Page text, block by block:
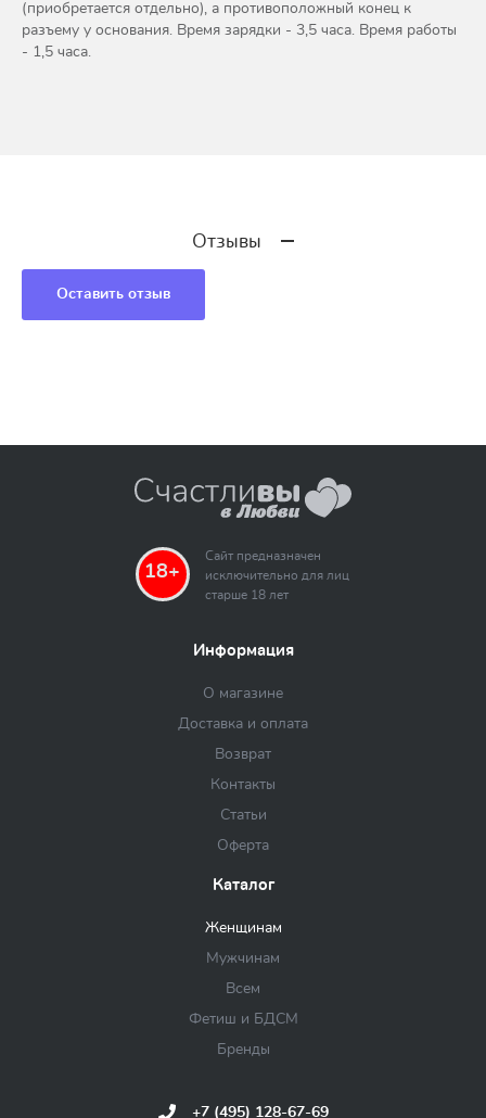
(приобретается отдельно), а противоположный конец к
разъему у основания. Время зарядки - 3,5 часа. Время работы
- 1,5 часа.
Отзывы
Оставить отзыв
18+
Сайт предназначен
исключительно для лиц
старше 18 лет
Информация
О магазине
Доставка и оплата
Возврат
Контакты
Статьи
Оферта
Каталог
Женщинам
Мужчинам
Всем
Фетиш и БДСМ
Бренды
+7 (495) 128-67-69